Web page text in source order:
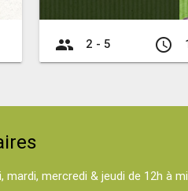
group 2 - 5 access_time
mardi, mercredi & jeudi de 12h à